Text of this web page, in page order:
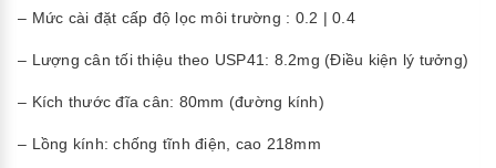
– Mức cài đặt cấp độ lọc môi trường : 0.2 | 0.4
– Lượng cân tối thiệu theo USP41: 8.2mg (Điều kiện lý tưởng)
– Kích thước đĩa cân: 80mm (đường kính)
– Lồng kính: chống tĩnh điện, cao 218mm